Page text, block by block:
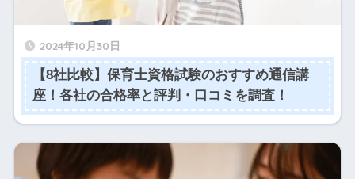
2024年10月30日
【8社比較】保育士資格試験のおすすめ通信講
座！各社の合格率と評判・口コミを調査！